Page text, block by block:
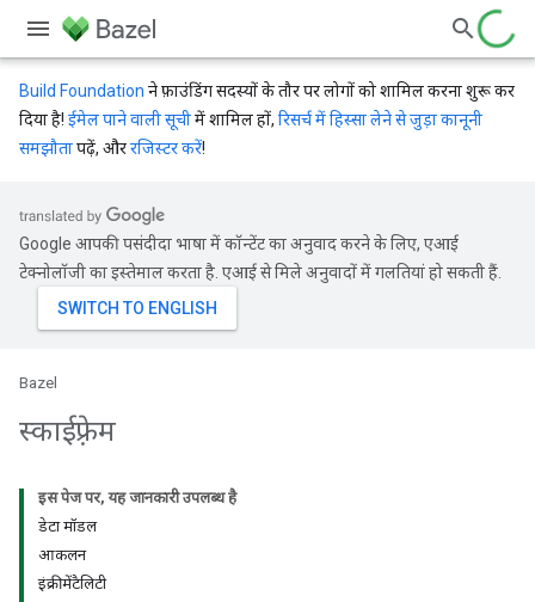
Build Foundation ने फ़ाउंडिंग सदस्यों के तौर पर लोगों को शामिल करना शुरू कर
दिया है! ईमेल पाने वाली सूचीमें शामिल हों, रिसर्च में हिस्सा लेने से जुड़ा कानूनी
समझौतापढ़ें, औररजिस्टर करें!
Google आपकी पसंदीदा भाषा में कॉन्टेंट का अनुवाद करने के लिए, एआई
टेक्नोलॉजी का इस्तेमाल करता है. एआई से मिले अनुवादों में गलतियां हो सकती हैं.
Bazel
स्काईफ़्रेम
इस पेज पर, यह जानकारी उपलब्ध है
डेटा मॉडल
आकलन
इंक्रीमेंटैलिटी